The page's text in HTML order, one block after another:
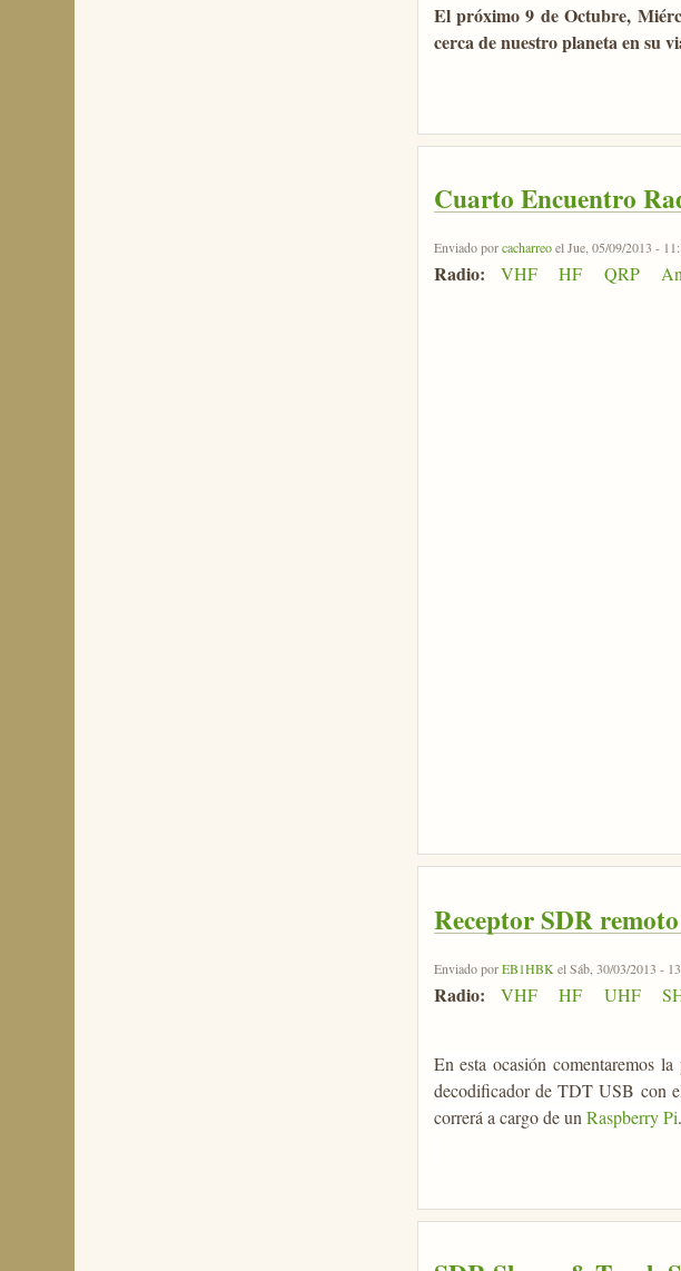
El próximo 9 de Octubre,
cerca de nuestro planeta en su
Cuarto Encuentro
Enviado porcacharreoel Jue, 05/09/2013 -
Radio: VHF HF QRP
Receptor SDR
Enviado porEB1HBK el Sáb, 30/03/2013 -
Radio: VHF HF UHF
En esta ocasión comentaremos
decodificador de TDT USB con
correrá a cargo de un Raspberry Pi.